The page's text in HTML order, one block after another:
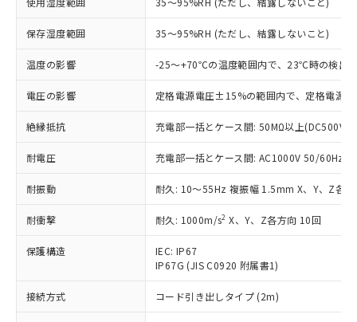
保存湿度範囲 35～95%RH (ただし、結露しないこと)
温度の影響 -25～+70℃の温度範囲内で、23℃時の検出
電圧の影響 定格電源電圧±15%の範囲内で、定格電源
絶縁抵抗 充電部一括とケース間: 50MΩ以上(DC500V
耐電圧 充電部一括とケース間: AC1000V 50/60Hz
耐振動 耐久: 10～55Hz 複振幅 1.5mm X、Y、Z各
耐衝撃 耐久: 1000m/s2 X、Y、Z各方向 10回
保護構造
IEC: IP67
IP67G (JIS C0920 附属書1)
接続方式 コード引き出しタイプ (2m)
ご利用条件
以下の条件をお読みいただき、同意のうえ
ご利用ください。
本サービスは、当社制御機器事業取扱
商品の当社在庫状況および標準価格
(税抜)を提供させていただくもので
当社制御機器事業取扱商品の中には、
本サービスの対象外となる商品もある
ことをご了承ください。
在庫状況および標準価格照会結果は、
記載している更新日時点での社内デー
タに基づき作成されるものであり、閲
覧された時点での実際の在庫および標
準価格とは異なる場合があることをご
了承ください。
対応予定：EU RoHS指令（10物質）の非含
商品です。
対応予定なし：EU RoHS指令（10物質）の
非含有に非対応の商品で、対応品を出す予
定はありません。
調査・確認中：EU RoHS指令（10物質）の
非含有の対応状況を調査中または確認中の
非該当品：ライセンス料など無形物で、有
害物質有無と関係のない商品です。
仕入先様の事情により、非含有部品として
いたものが、含有品と判明した場合などや
むを得ず変更することがあります。
*EU RoHS指令（10物質）：
鉛(Pb) 1000ppm以下、 水銀(Hg) 1000ppm以下、 カド
ミウム(Cd) 100ppm以下、
六価クロム(Cr(Ⅵ)) 1000ppm以下、ポリ臭化ビフェニル
類(PBB) 1000ppm以下、ポリ臭化ジフェニルエーテル類
※1 中国RoHS○×表
「○」：最大均質材料含有率が中国RoHSの
基準値以下であることを示します。
「×」：最大均質材料含有率が中国RoHSの
基準値を超えていることを示します。
「－」：未確認です。当社販売部門へお問
い合わせください。
*中国RoHS10物質の基準値 (GB/T26572)：
Pb(鉛) :1000ppm、 Hg(水銀) : 1000ppm、 Cd(カドミウ
ム) : 100ppm、
Cr(Ⅵ)(六価クロム) : 1000ppm、 PBBs(ポリ臭化ビフェ
当社は、これら貴社製品のうち、外国
為替および外国貿易法に定める商品
（以下｢規制貨物等」という）を輸出
または国外への提供する場合は、日本
国政府の輸出許可(または役務取引許
可)を取得するなどの必要な手続きを
とります。